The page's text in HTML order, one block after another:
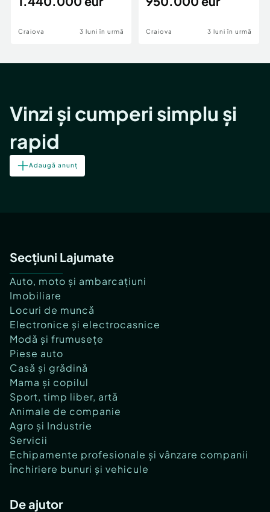
Craiova 3 luni în urmă Craiova 3 luni în urmă
Vinzi și cumperi simplu și
rapid
Adaugă anunț
Secțiuni Lajumate
Auto, moto și ambarcațiuni
Imobiliare
Locuri de muncă
Electronice și electrocasnice
Modă și frumusețe
Piese auto
Casă și grădină
Mama și copilul
Sport, timp liber, artă
Animale de companie
Agro și Industrie
Servicii
Echipamente profesionale și vânzare companii
Închiriere bunuri și vehicule
De ajutor